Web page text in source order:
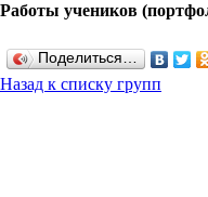
Работы учеников
Поделиться…
Назад к списку групп